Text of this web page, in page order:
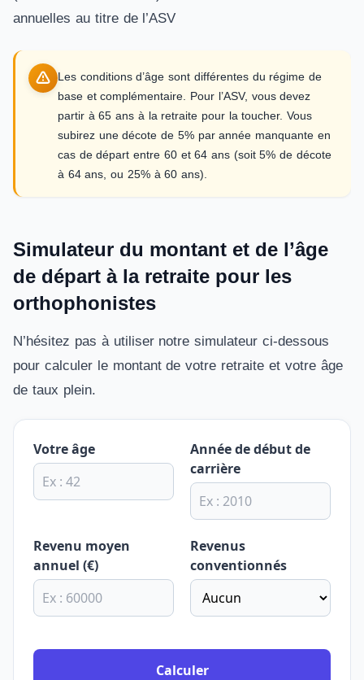
annuelles au titre de l’ASV
Les conditions d’âge sont différentes du régime de
base et complémentaire. Pour l’ASV, vous devez
partir à 65 ans à la retraite pour la toucher. Vous
subirez une décote de 5% par année manquante en
cas de départ entre 60 et 64 ans (soit 5% de décote
à 64 ans, ou 25% à 60 ans).
Simulateur du montant et de l’âge
de départ à la retraite pour les
orthophonistes
N’hésitez pas à utiliser notre simulateur ci-dessous
pour calculer le montant de votre retraite et votre âge
de taux plein.
Votre âge
Année de début de
carrière
Revenu moyen
annuel (€)
Revenus
conventionnés
Calculer